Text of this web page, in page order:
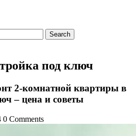
Search
под ключ
2-комнатной квартиры в
– цена и советы
0 Comments